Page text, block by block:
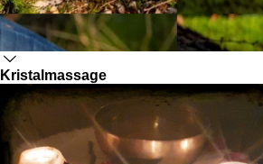
Kristalmassage